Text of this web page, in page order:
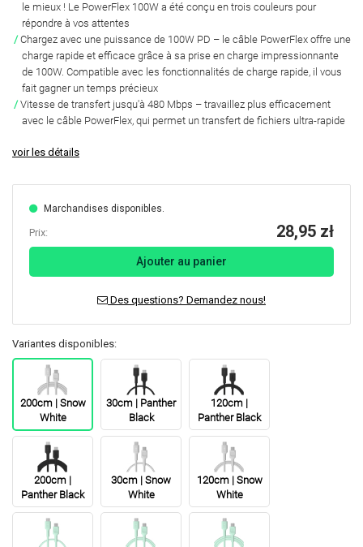
le mieux ! Le PowerFlex 100W a été conçu en trois couleurs pour
répondre à vos attentes
Chargez avec une puissance de 100W PD – le câble PowerFlex offre une
charge rapide et efficace grâce à sa prise en charge impressionnante
de 100W. Compatible avec les fonctionnalités de charge rapide, il vous
fait gagner un temps précieux
Vitesse de transfert jusqu'à 480 Mbps – travaillez plus efficacement
avec le câble PowerFlex, qui permet un transfert de fichiers ultra-rapide
voir les détails
Marchandises disponibles.
Prix: 28,95 zł
Ajouter au panier
Des questions? Demandez nous!
Variantes disponibles:
200cm | Snow
White
30cm | Panther
Black
120cm |
Panther Black
200cm |
Panther Black
30cm | Snow
White
120cm | Snow
White